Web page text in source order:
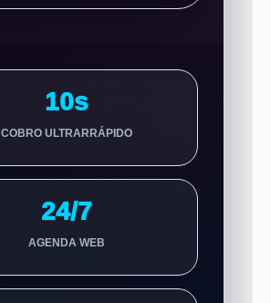
10s
COBRO ULTRARRÁPIDO
24/7
AGENDA WEB